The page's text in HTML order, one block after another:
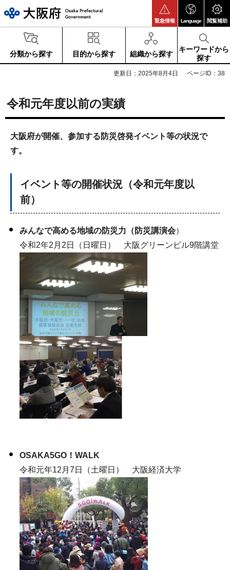
緊急情報 Language 閲覧補助
分類から探す 目的から探す 組織から探す
キーワードから
探す
更新日：2025年8月4日 ページID：38
令和元年度以前の実績
大阪府が開催、参加する防災啓発イベント等の状況で
す。
イベント等の開催状況（令和元年度以
前）
みんなで高める地域の防災力（防災講演会）
令和2年2月2日（日曜日） 大阪グリーンビル9階講堂
OSAKA5GO！WALK
令和元年12月7日（土曜日） 大阪経済大学